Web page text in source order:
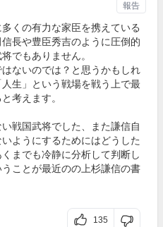
くの有力な家臣を携えている
長や豊臣秀吉のように圧倒的
でもありません。
ないのでは？と思うかもしれ
生」という戦場を戦う上で最
考えます。
戦国武将でした、また謙信自
ようにするためにはどうした
までも冷静に分析して判断し
ことが最近のの上杉謙信の書
135
報告